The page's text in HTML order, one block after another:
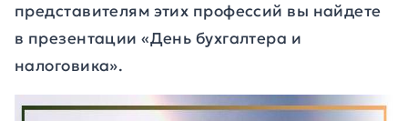
представителям этих профессий вы найдете
в презентации «День бухгалтера и
налоговика».